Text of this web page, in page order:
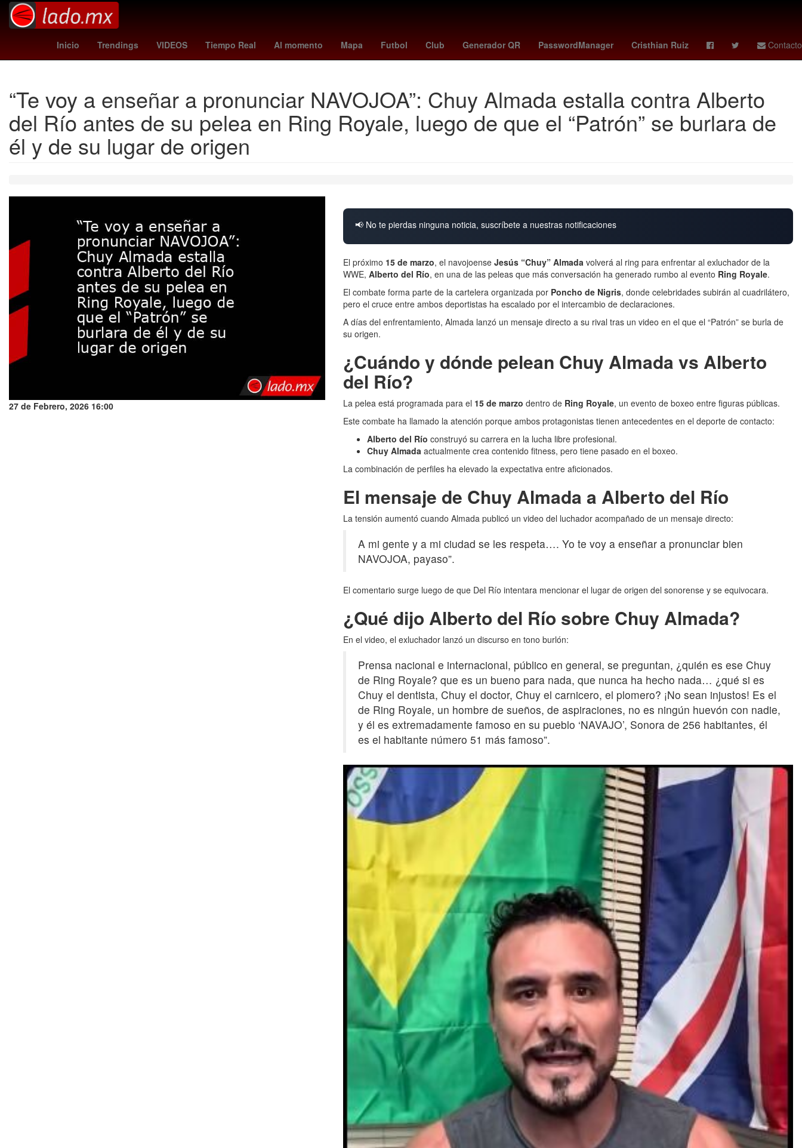
Inicio Trendings VIDEOS Tiempo Real Al momento Mapa Futbol Club Generador QR PasswordManager Cristhian Ruiz Contacto
Madrid leagues cup hoy Brasil Star Wars 2024 scream 1 la casa de los famosos horario burnley - leeds Genética Temporada
“Te voy a enseñar a pronunciar NAVOJOA”: Chuy Almada estalla contra Alberto
del Río antes de su pelea en Ring Royale, luego de que el “Patrón” se burlara de
él y de su lugar de origen
27 de Febrero, 2026 16:00
📢 No te pierdas ninguna noticia, suscríbete a nuestras notificaciones
El próximo 15 de marzo, el navojoense Jesús “Chuy” Almada volverá al ring para enfrentar al exluchador de la
WWE, Alberto del Río, en una de las peleas que más conversación ha generado rumbo al evento Ring Royale.
El combate forma parte de la cartelera organizada por Poncho de Nigris, donde celebridades subirán al cuadrilátero,
pero el cruce entre ambos deportistas ha escalado por el intercambio de declaraciones.
A días del enfrentamiento, Almada lanzó un mensaje directo a su rival tras un video en el que el “Patrón” se burla de
su origen.
¿Cuándo y dónde pelean Chuy Almada vs Alberto
del Río?
La pelea está programada para el 15 de marzo dentro de Ring Royale, un evento de boxeo entre figuras públicas.
Este combate ha llamado la atención porque ambos protagonistas tienen antecedentes en el deporte de contacto:
Alberto del Río construyó su carrera en la lucha libre profesional.
Chuy Almada actualmente crea contenido fitness, pero tiene pasado en el boxeo.
La combinación de perfiles ha elevado la expectativa entre aficionados.
El mensaje de Chuy Almada a Alberto del Río
La tensión aumentó cuando Almada publicó un video del luchador acompañado de un mensaje directo:
A mi gente y a mi ciudad se les respeta…. Yo te voy a enseñar a pronunciar bien
NAVOJOA, payaso”.
El comentario surge luego de que Del Río intentara mencionar el lugar de origen del sonorense y se equivocara.
¿Qué dijo Alberto del Río sobre Chuy Almada?
En el video, el exluchador lanzó un discurso en tono burlón:
Prensa nacional e internacional, público en general, se preguntan, ¿quién es ese Chuy
de Ring Royale? que es un bueno para nada, que nunca ha hecho nada… ¿qué si es
Chuy el dentista, Chuy el doctor, Chuy el carnicero, el plomero? ¡No sean injustos! Es el
de Ring Royale, un hombre de sueños, de aspiraciones, no es ningún huevón con nadie,
y él es extremadamente famoso en su pueblo ‘NAVAJO’, Sonora de 256 habitantes, él
es el habitante número 51 más famoso”.